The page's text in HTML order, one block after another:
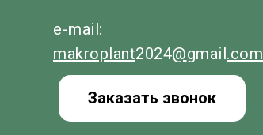
Заказать звонок
e-mail:
makroplant2024@gmail.com